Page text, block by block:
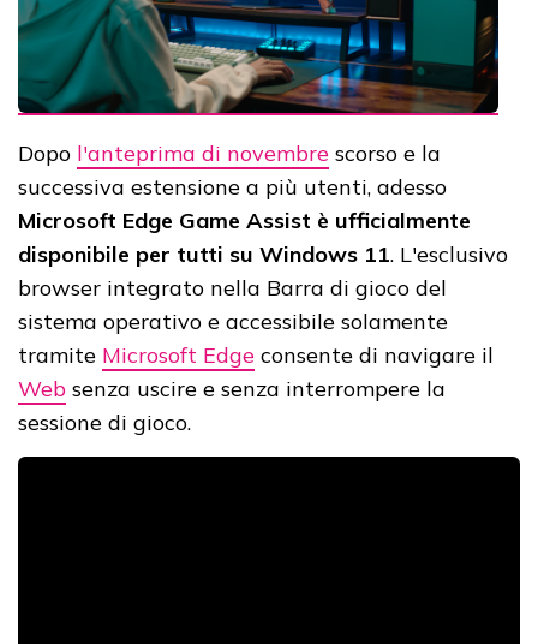
Dopo l'anteprima di novembre scorso e la
successiva estensione a più utenti, adesso
Microsoft Edge Game Assist è ufficialmente
disponibile per tutti su Windows 11. L'esclusivo
browser integrato nella Barra di gioco del
sistema operativo e accessibile solamente
tramite Microsoft Edge consente di navigare il
Web senza uscire e senza interrompere la
sessione di gioco.